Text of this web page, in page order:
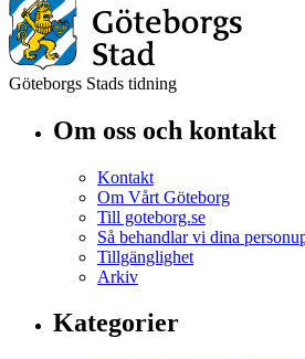
Göteborgs Stads tidning
Om oss och kontakt
Kontakt
Om Vårt Göteborg
Till goteborg.se
Så behandlar vi dina
Tillgänglighet
Arkiv
Kategorier